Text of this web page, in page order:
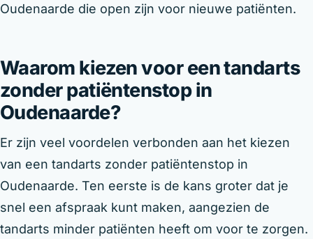
Oudenaarde die open zijn voor nieuwe patiënten.
Waarom kiezen voor een tandarts
zonder patiëntenstop in
Oudenaarde?
Er zijn veel voordelen verbonden aan het kiezen
van een tandarts zonder patiëntenstop in
Oudenaarde. Ten eerste is de kans groter dat je
snel een afspraak kunt maken, aangezien de
tandarts minder patiënten heeft om voor te zorgen.